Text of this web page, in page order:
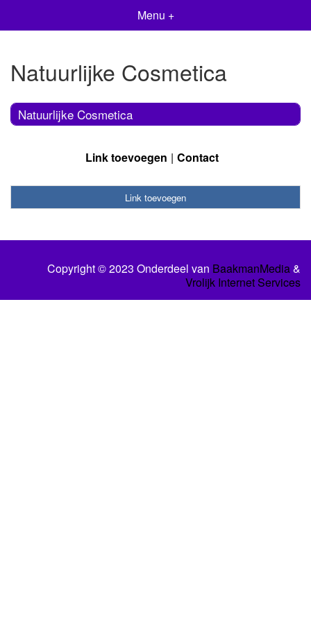
Menu +
Natuurlijke Cosmetica
Natuurlijke Cosmetica
Link toevoegen Contact
Link toevoegen
Copyright © 2023 Onderdeel van BaakmanMedia&
Vrolijk Internet Services